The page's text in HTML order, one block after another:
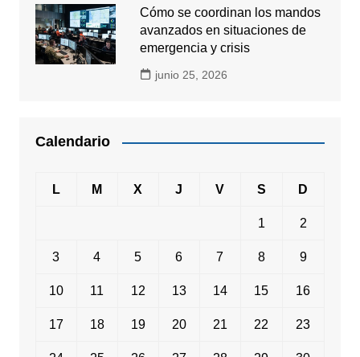
Cómo se coordinan los mandos
avanzados en situaciones de
emergencia y crisis
junio 25, 2026
Calendario
L M X J V S D
1 2
3 4 5 6 7 8 9
10 11 12 13 14 15 16
17 18 19 20 21 22 23